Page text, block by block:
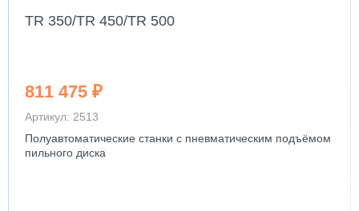
TR 350/TR 450/TR 500
811 475 ₽
Артикул: 2513
Полуавтоматические станки с пневматическим подъёмом
пильного диска